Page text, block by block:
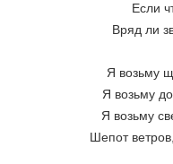
Если
Вряд ли
Я возьму
Я возьму
Я возьму
Шепот